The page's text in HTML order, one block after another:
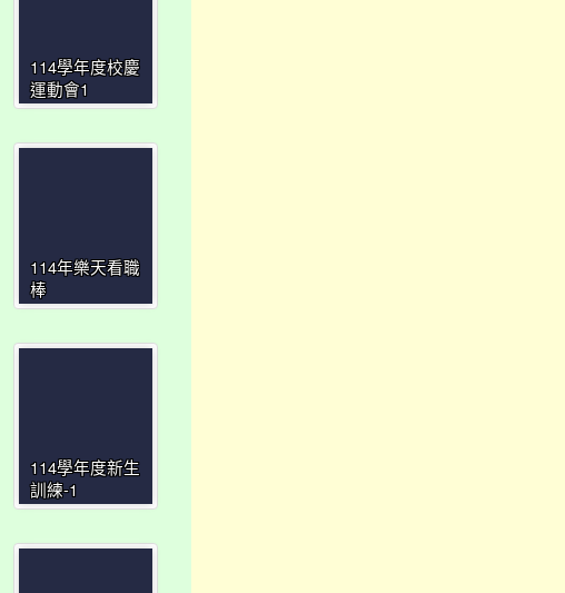
114學年度校慶
運動會1
114年樂天看職
棒
114學年度新生
訓練-1